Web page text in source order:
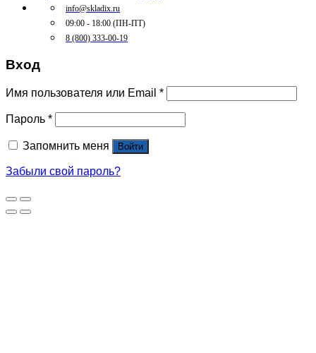
info@skladix.ru
09:00 - 18:00 (ПН-ПТ)
8 (800) 333-00-19
Вход
Имя пользователя или Email *
Пароль *
Запомнить меня Войти
Забыли свой пароль?